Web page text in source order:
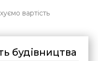
вартість
будівництва